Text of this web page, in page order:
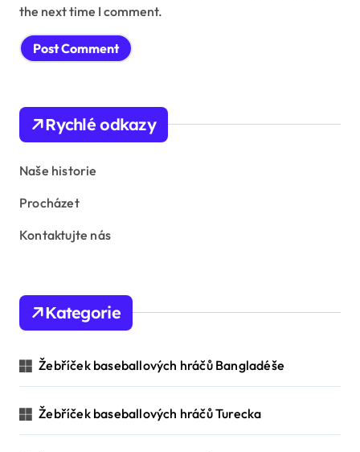
the next time I comment.
Rychlé odkazy
Naše historie
Procházet
Kontaktujte nás
Kategorie
Žebříček baseballových hráčů Bangladéše
Žebříček baseballových hráčů Turecka